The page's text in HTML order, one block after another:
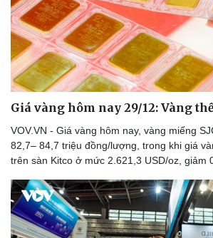
Tư vấn
Săn Tour
check-in
Câu
Đọc
Cửa sổ
Kể
Hạt
Giá vàng hôm nay 29/12: Vàng
VOV.VN - Giá vàng hôm nay, vàng miếng
82,7– 84,7 triệu đồng/lượng, trong khi giá
trên sàn Kitco ở mức 2.621,3 USD/oz, giảm